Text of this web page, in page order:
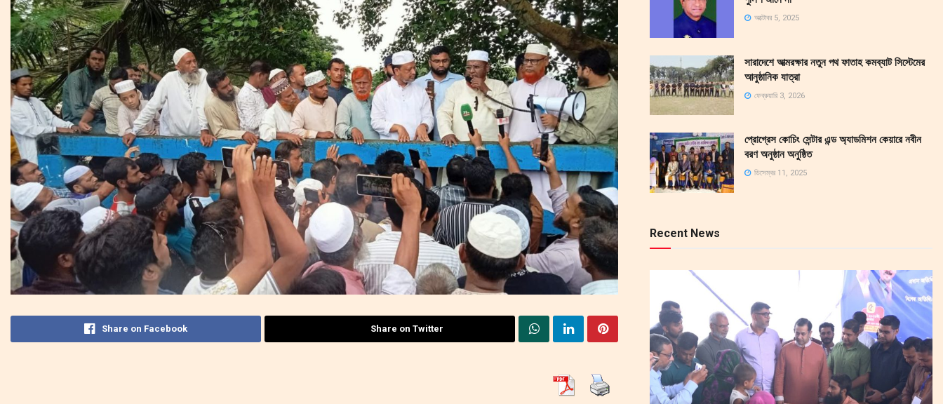
Share on Facebook Share on Twitter
অক্টোবর 5, 2025
সারাদেশে আত্মরক্ষার নতুন পথ ফাতাহ কমব্যাট সিস্টেমের
আনুষ্ঠানিক যাত্রা
ফেব্রুয়ারি 3, 2026
প্রোগ্রেস কোচিং সেন্টার এন্ড অ্যাডমিশন কেয়ারে নবীন
বরণ অনুষ্ঠান অনুষ্ঠিত
ডিসেম্বর 11, 2025
Recent News